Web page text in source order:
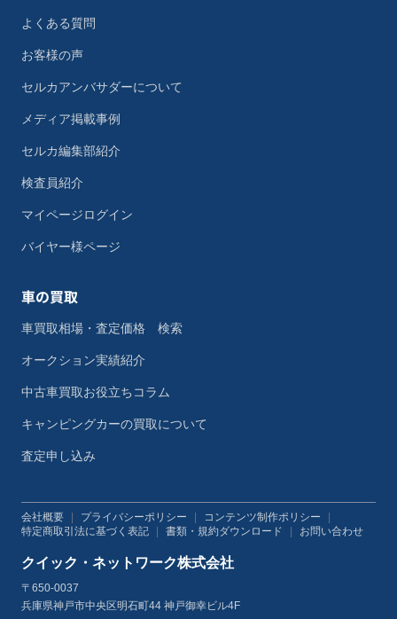
よくある質問
お客様の声
セルカアンバサダーについて
メディア掲載事例
セルカ編集部紹介
検査員紹介
マイページログイン
バイヤー様ページ
車の買取
車買取相場・査定価格 検索
オークション実績紹介
中古車買取お役立ちコラム
キャンピングカーの買取について
査定申し込み
会社概要 プライバシーポリシー コンテンツ制作ポリシー
特定商取引法に基づく表記
書類・規約ダウンロード お問い合わせ
クイック・ネットワーク株式会社
〒650-0037
兵庫県神戸市中央区明石町44 神戸御幸ビル4F